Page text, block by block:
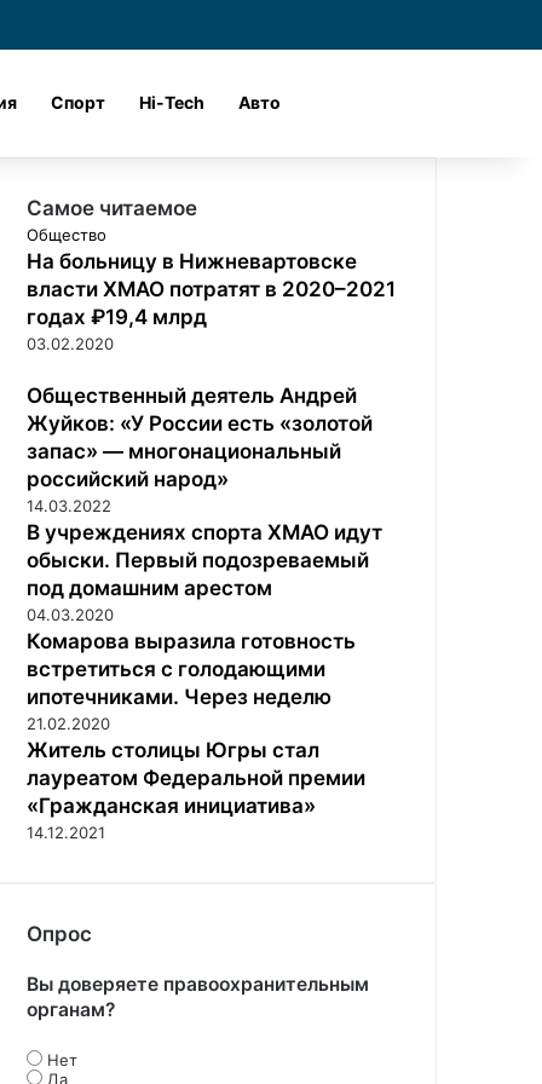
Спорт Hi-Tech Авто
Самое читаемое
Общество
На больницу в Нижневартовске
власти ХМАО потратят в 2020–2021
годах ₽19,4 млрд
03.02.2020
Общественный деятель Андрей
Жуйков: «У России есть «золотой
запас» — многонациональный
российский народ»
14.03.2022
В учреждениях спорта ХМАО идут
обыски. Первый подозреваемый
под домашним арестом
04.03.2020
Комарова выразила готовность
встретиться с голодающими
ипотечниками. Через неделю
21.02.2020
Житель столицы Югры стал
лауреатом Федеральной премии
«Гражданская инициатива»
14.12.2021
Опрос
Вы доверяете правоохранительным
органам?
Нет
Да